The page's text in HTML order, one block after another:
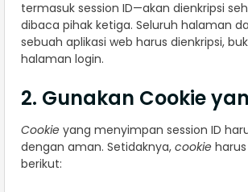
termasuk session ID—akan dienkripsi
dibaca pihak ketiga. Seluruh halaman
sebuah aplikasi web harus dienkripsi,
halaman login.
2. Gunakan Cookie
Cookie yang menyimpan session ID
dengan aman. Setidaknya, cookie
berikut: